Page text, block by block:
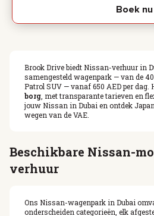
Boek nu
Brook Drive biedt Nissan-verhuur in
samengesteld wagenpark — van de
Patrol SUV — vanaf 650 AED per dag.
borg, met transparante tarieven en
jouw Nissan in Dubai en ontdek
wegen van de VAE.
Beschikbare Nissan-
verhuur
Ons Nissan-wagenpark in Dubai
onderscheiden categorieën, elk